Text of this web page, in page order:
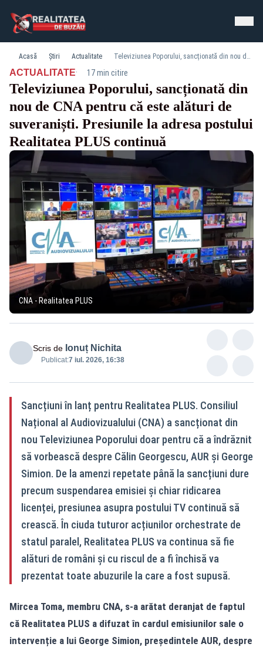
Acasă Știri Actualitate Televiziunea Poporului, sancționată din nou de CNA pentru că este alături de suveraniști. Presiunile la adresa postului Realitatea PLUS continuă
ACTUALITATE· 17 min citire
Televiziunea Poporului, sancționată din
nou de CNA pentru că este alături de
suveraniști. Presiunile la adresa postului
Realitatea PLUS continuă
CNA - Realitatea PLUS
Scris de Ionuț Nichita
Publicat:7 iul. 2026, 16:38
Sancțiuni în lanț pentru Realitatea PLUS. Consiliul
Național al Audiovizualului (CNA) a sancționat din
nou Televiziunea Poporului doar pentru că a îndrăznit
să vorbească despre Călin Georgescu, AUR și George
Simion. De la amenzi repetate până la sancțiuni dure
precum suspendarea emisiei și chiar ridicarea
licenței, presiunea asupra postului TV continuă să
crească. În ciuda tuturor acțiunilor orchestrate de
statul paralel, Realitatea PLUS va continua să fie
alături de români și cu riscul de a fi închisă va
prezentat toate abuzurile la care a fost supusă.
Mircea Toma, membru CNA, s-a arătat deranjat de faptul
că Realitatea PLUS a difuzat în cardul emisiunilor sale o
intervenție a lui George Simion, președintele AUR, despre